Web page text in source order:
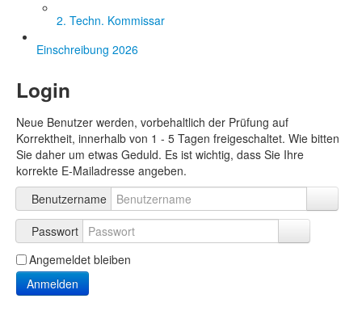
2. Techn. Kommissar
Einschreibung 2026
Login
Neue Benutzer werden, vorbehaltlich der Prüfung auf
Korrektheit, innerhalb von 1 - 5 Tagen freigeschaltet. Wie bitten
Sie daher um etwas Geduld. Es ist wichtig, dass Sie Ihre
korrekte E-Mailadresse angeben.
Benutzername
Passwort
Angemeldet bleiben
Anmelden